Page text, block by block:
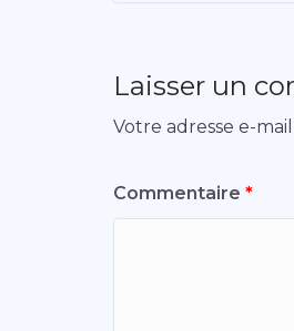
Laisser un
Votre adresse e-
Commentaire *